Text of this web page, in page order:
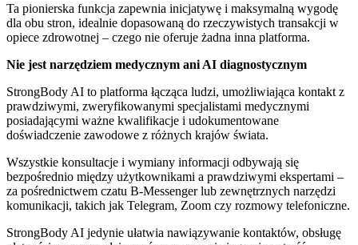
Ta pionierska funkcja zapewnia inicjatywę i maksymalną wygodę
dla obu stron, idealnie dopasowaną do rzeczywistych transakcji w
opiece zdrowotnej – czego nie oferuje żadna inna platforma.
Nie jest narzędziem medycznym ani AI diagnostycznym
StrongBody AI to platforma łącząca ludzi, umożliwiająca kontakt z
prawdziwymi, zweryfikowanymi specjalistami medycznymi
posiadającymi ważne kwalifikacje i udokumentowane
doświadczenie zawodowe z różnych krajów świata.
Wszystkie konsultacje i wymiany informacji odbywają się
bezpośrednio między użytkownikami a prawdziwymi ekspertami –
za pośrednictwem czatu B-Messenger lub zewnętrznych narzędzi
komunikacji, takich jak Telegram, Zoom czy rozmowy telefoniczne.
StrongBody AI jedynie ułatwia nawiązywanie kontaktów, obsługę